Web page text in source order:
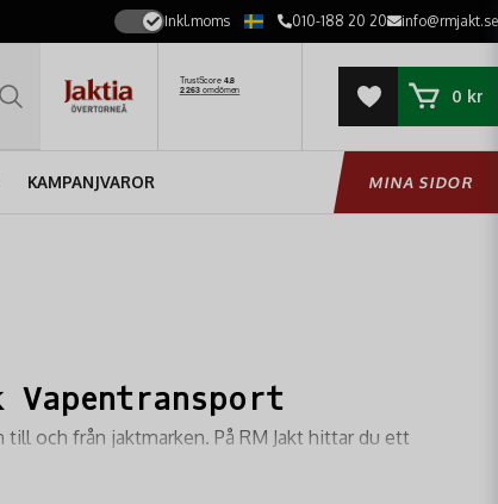
Inkl.moms 010-188 20 20 info@rmjakt.se
0 kr
KAMPANJVAROR MINA SIDOR
Vapentransport
och från jaktmarken. På RM Jakt hittar du ett